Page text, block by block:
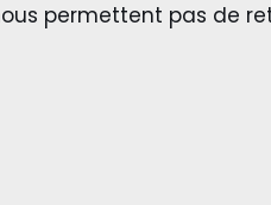
permettent pas de